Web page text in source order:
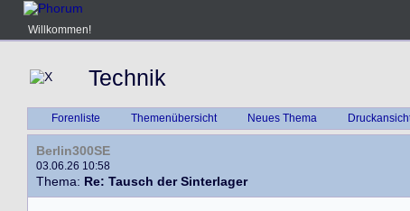
Willkommen!
Technik
Forenliste Themenübersicht Neues Thema
Berlin300SE
03.06.26 10:58
Thema: Re: Tausch der Sinterlager